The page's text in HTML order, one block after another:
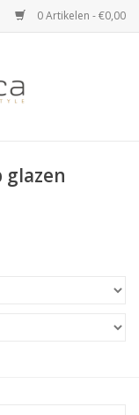
0 Artikelen - €0,00